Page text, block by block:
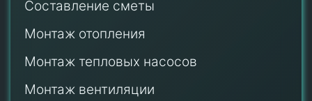
Составление сметы
Монтаж отопления
Монтаж тепловых насосов
Монтаж вентиляции